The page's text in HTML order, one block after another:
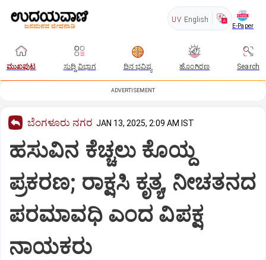
UV English
E-Paper
ಮುಖಪುಟ ಸುದ್ದಿ ವಿಭಾಗ ದಿನ ಭವಿಷ್ಯ ಹೊಂಗಿರಣ Search
ADVERTISEMENT
ಬೆಂಗಳೂರು ನಗರ JAN 13, 2025, 2:09 AM IST
ಹಸುವಿನ ಕೆಚ್ಚಲು ಕೊಯ್ದ
ಪ್ರಕರಣ; ರಾಕ್ಷಸಿ ಕೃತ್ಯ, ನೀಚತನದ
ಪರಮಾವಧಿ ಎಂದ ವಿಪಕ್ಷ
ನಾಯಕರು